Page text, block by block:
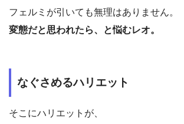
フェルミが引いても無理はありません。
変態だと思われたら、と悩むレオ。
なぐさめるハリエット
そこにハリエットが、